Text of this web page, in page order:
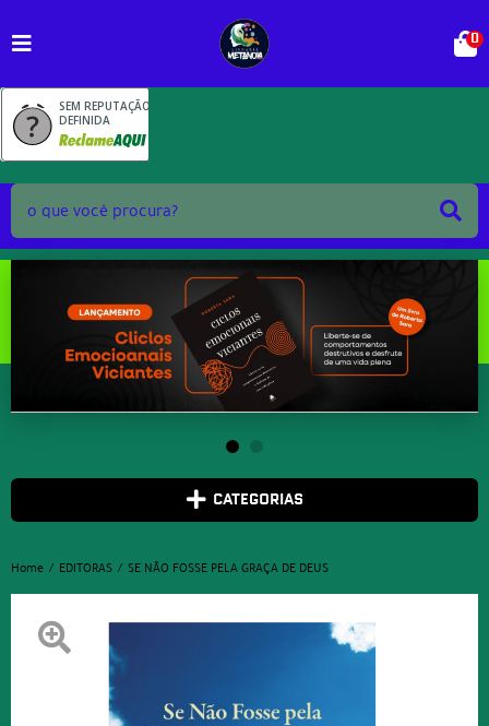
SEM REPUTAÇÃO
DEFINIDA
0
CATEGORIAS
Home EDITORAS SE NÃO FOSSE PELA GRAÇA DE DEUS